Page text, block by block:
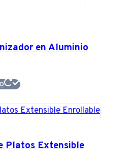
en Aluminio
Platos Extensible